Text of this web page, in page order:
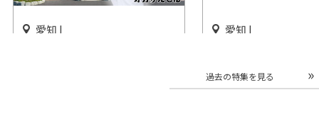
愛知 | 愛知 |
世界 ～木彫りの野
～」半田市立博物館
過去の特集を見る